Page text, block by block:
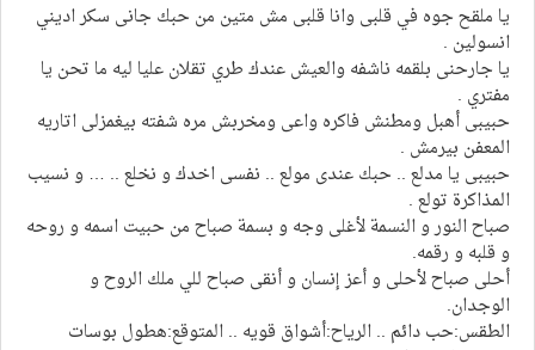
يا ملقح جوه في قلبى وانا قلبى مش متين من حبك جانى سكر اديني
انسولين .
يا جارحنى بلقمه ناشفه والعيش عندك طري تقلان عليا ليه ما تحن يا
مفتري .
حبيبى أهبل ومطنش فاكره واعى ومخربش مره شفته بيغمزلى اتاريه
المعفن بيرمش .
حبيبى يا مدلع .. حبك عندى مولع .. نفسى اخدك و نخلع .. … و نسيب
المذاكرة تولع .
صباح النور و النسمة لأغلى وجه و بسمة صباح من حبيت اسمه و روحه
و قلبه و رقمه.
أحلى صباح لأحلى و أعز إنسان و أنقى صباح للي ملك الروح و
الوجدان.
الطقس:حب دائم .. الرياح:أشواق قويه .. المتوقع:هطول بوسات